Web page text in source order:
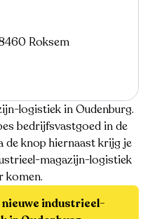
Roksem
logistiek in Oudenburg.
bedrijfsvastgoed in de
de knop hiernaast krijg je
magazijn-logistiek
komen.
industrieel-